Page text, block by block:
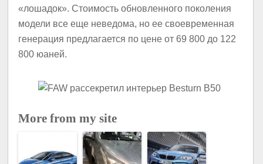
«лошадок». Стоимость обновленного поколения
модели все еще неведома, но ее своевременная
генерация предлагается по цене от 69 800 до 122
800 юаней.
More from my site